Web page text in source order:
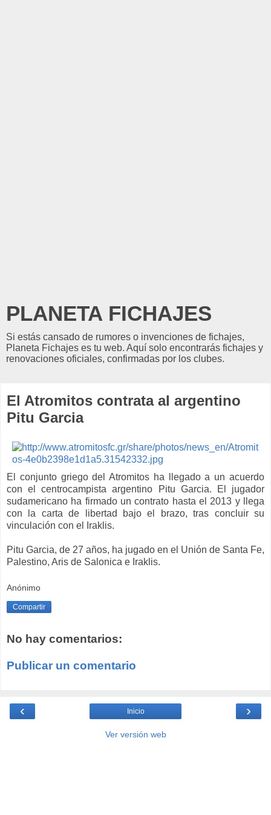
PLANETA FICHAJES
Si estás cansado de rumores o invenciones de fichajes,
Planeta Fichajes es tu web. Aquí solo encontrarás fichajes y
renovaciones oficiales, confirmadas por los clubes.
El Atromitos contrata al argentino
Pitu Garcia
El conjunto griego del Atromitos ha llegado a un acuerdo
con el centrocampista argentino Pitu Garcia. El jugador
sudamericano ha firmado un contrato hasta el 2013 y llega
con la carta de libertad bajo el brazo, tras concluir su
vinculación con el Iraklis.
Pitu Garcia, de 27 años, ha jugado en el Unión de Santa Fe,
Palestino, Aris de Salonica e Iraklis.
Anónimo
Compartir
No hay comentarios:
Publicar un comentario
‹ ›
Inicio
Ver versión web